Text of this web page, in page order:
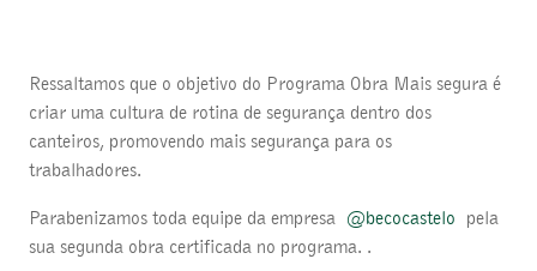
Ressaltamos que o objetivo do Programa Obra Mais segura é
criar uma cultura de rotina de segurança dentro dos
canteiros, promovendo mais segurança para os
trabalhadores.
Parabenizamos toda equipe da empresa @becocastelo pela
sua segunda obra certificada no programa. .